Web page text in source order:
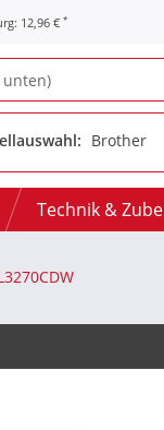
12,96 € *
Technik &